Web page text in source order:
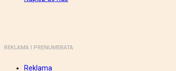
REKLAMA I PRENUMERATA
Reklama